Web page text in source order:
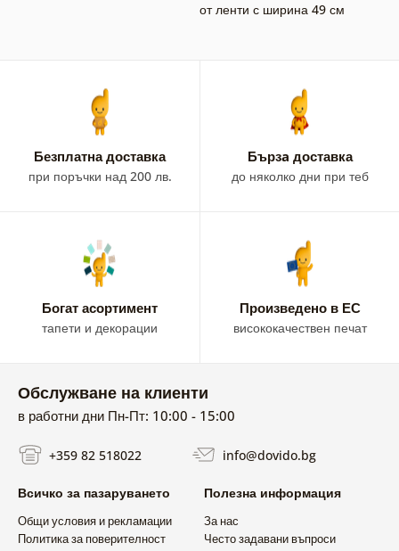
от ленти с ширина 49 см
Безплатна доставка
при поръчки над 200 лв.
Бързa доставка
до няколко дни при теб
Богат асортимент
тапети и декорации
Произведено в ЕС
висококачествен печат
Обслужване на клиенти
в работни дни Пн-Пт: 10:00 - 15:00
+359 82 518022 info@dovido.bg
Всичко за пазаруването
Общи условия и рекламации
Политика за поверителност
Полезна информация
За нас
Често задавани въпроси